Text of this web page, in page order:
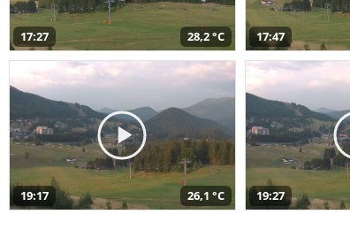
17:27 28,2 °C 17:47
19:17 26,1 °C 19:27